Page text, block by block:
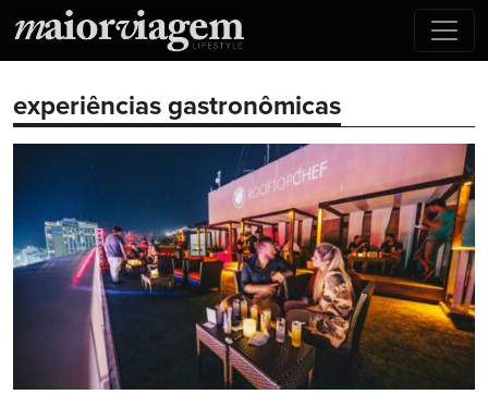
experiências gastronômicas